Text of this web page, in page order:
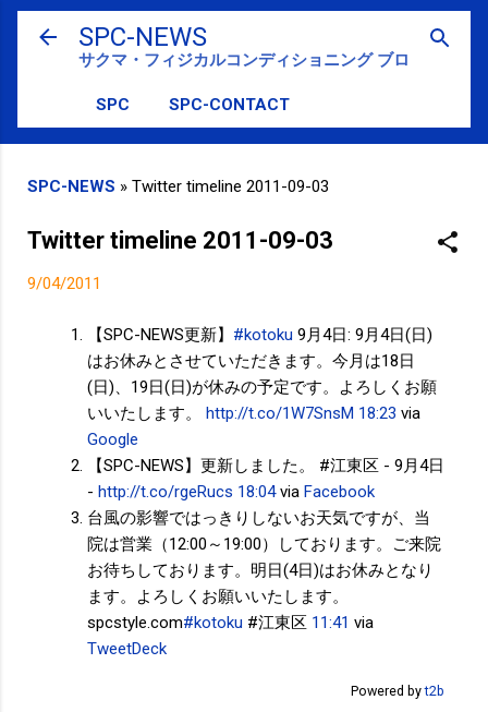
スキップしてメイン コンテンツに移動
SPC-NEWS
サクマ・フィジカルコンディショニング ブログ
SPC SPC-CONTACT
SPC-NEWS » Twitter timeline 2011-09-03
Twitter timeline 2011-09-03
9/04/2011
【SPC-NEWS更新】 #kotoku 9月4日: 9月4日(日)
はお休みとさせていただきます。今月は18日
(日)、19日(日)が休みの予定です。よろしくお願
いいたします。 http://t.co/1W7SnsM 18:23 via
Google
【SPC-NEWS】更新しました。 #江東区 - 9月4日
- http://t.co/rgeRucs 18:04 via Facebook
台風の影響ではっきりしないお天気ですが、当
院は営業（12:00～19:00）しております。ご来院
お待ちしております。明日(4日)はお休みとなり
ます。よろしくお願いいたします。
spcstyle.com#kotoku #江東区 11:41 via
TweetDeck
Powered byt2b